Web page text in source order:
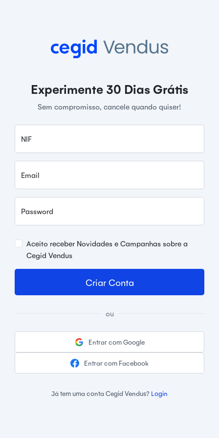
Experimente 30 Dias Grátis
Sem compromisso, cancele quando quiser!
NIF
Email
Password
Aceito receber Novidades e Campanhas sobre a
Cegid Vendus
Criar Conta
ou
Entrar com Google
Entrar com Facebook
Já tem uma conta Cegid Vendus? Login